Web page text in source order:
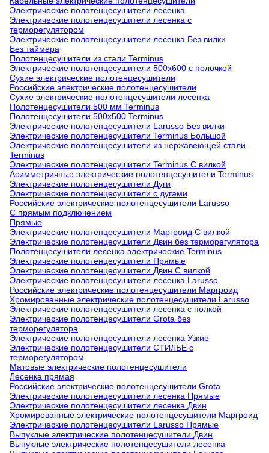
Электрические полотенцесушители лесенка
Электрические полотенцесушители лесенка с
терморегулятором
Электрические полотенцесушители лесенка Без вилки
Без таймера
Полотенцесушители из стали Terminus
Электрические полотенцесушители 500х600 с полочкой
Сухие электрические полотенцесушители
Российские электрические полотенцесушители
Сухие электрические полотенцесушители лесенка
Полотенцесушители 500 мм Terminus
Полотенцесушители 500х500 Terminus
Электрические полотенцесушители Larusso Без вилки
Электрические полотенцесушители Terminus Большой
Электрические полотенцесушители из нержавеющей стали
Terminus
Электрические полотенцесушители Terminus С вилкой
Асимметричные электрические полотенцесушители Terminus
Электрические полотенцесушители Дуги
Электрические полотенцесушители с дугами
Российские электрические полотенцесушители Larusso
С прямым подключением
Прямые
Электрические полотенцесушители Маргроид С вилкой
Электрические полотенцесушители Двин без терморегулятора
Полотенцесушители лесенка электрические Terminus
Электрические полотенцесушители Прямые
Электрические полотенцесушители Двин С вилкой
Электрические полотенцесушители лесенка Larusso
Российские электрические полотенцесушители Маргроид
Хромированные электрические полотенцесушители Larusso
Электрические полотенцесушители лесенка с полкой
Электрические полотенцесушители Grota без
терморегулятора
Электрические полотенцесушители лесенка Узкие
Электрические полотенцесушители СТИЛЬЕ с
терморегулятором
Матовые электрические полотенцесушители
Лесенка прямая
Российские электрические полотенцесушители Grota
Электрические полотенцесушители лесенка Прямые
Электрические полотенцесушители лесенка Двин
Хромированные электрические полотенцесушители Маргроид
Электрические полотенцесушители Larusso Прямые
Выпуклые электрические полотенцесушители Двин
Выпуклые электрические полотенцесушители лесенка